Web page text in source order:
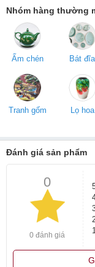
Nhóm hàng thường
Ấm chén Bát đĩa
Tranh gốm Lọ hoa
Đánh giá sản phẩm
0
0 đánh giá